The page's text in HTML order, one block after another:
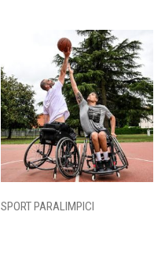
SPORT PARALIMPICI